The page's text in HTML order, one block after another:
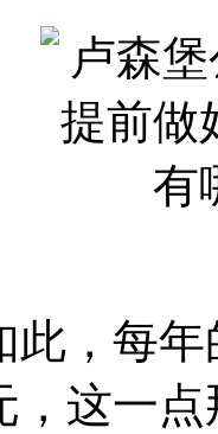
，每年
，这一